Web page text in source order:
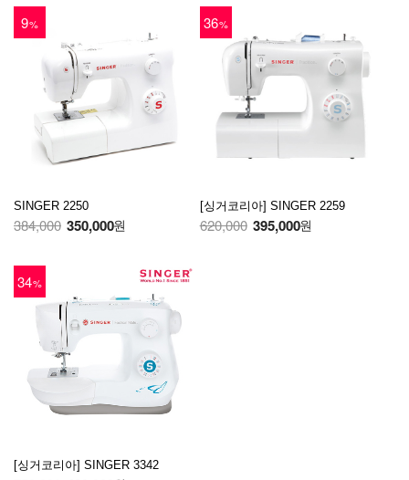
9%
SINGER 2250
384,000 350,000원
36%
[싱거코리아] SINGER 2259
620,000 395,000원
34%
[싱거코리아] SINGER 3342